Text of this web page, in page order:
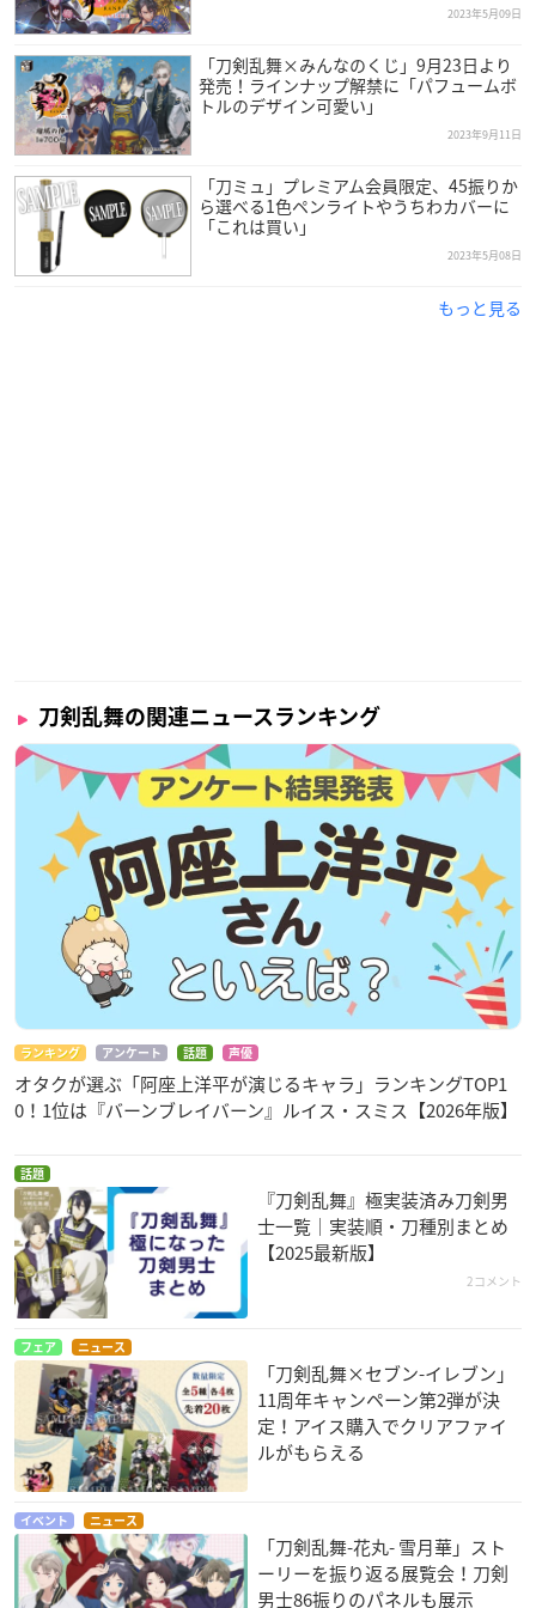
紙幣も折らずに収納でき、棒金や印鑑など少し幅のあるも
中央には小銭や鍵などの小物も入れられるファスナーポケ
ットも付いて安心です。
スマートフォンなどをサッと入れるのに便利な外ポケット
の内側にはペン差しが付いていたり、
更に反対側のクリアポケットはチケット提示などにも役立
ちます。
取り外し可能なショルダー紐は、利き手に合わせて付ける
向きも変えられて、
余った金具にはキーホルダーなども取付可能です。
15歳以上
【サイズ】
がま口ポーチ：約W210×H180×D30mm
(ショルダー紐の長さ：約670mm-1280mm)
【重量】
約240g
【ご注文受付数】
1注文につき各種5個まで
【生産エリア】
中国
※準備数に達した場合、予定期間内であっても早期に販売
※お届け時期を変更し、ご注文を承る場合がございます。
※本ページに掲載された商品写真・仕様は、開発中のもの
です。商品仕様等は予告なく変更になる場合があります。
※写真の色味は本品と多少異なる場合がございます。
※縫製品の為、多少の個体差があります。予めご了承くだ
さい。
プレバンで購入
『刀剣乱舞ONLINE』より、
「カウモ」の財布ショルダーマチタイプが登場！
イベントなどで、スムーズに買い物や小物の出し入れができ
2023年5月09日
「刀剣乱舞×みんなのくじ」9月23日より
発売！ラインナップ解禁に「パフュームボ
トルのデザイン可愛い」
2023年9月11日
「刀ミュ」プレミアム会員限定、45振りか
ら選べる1色ペンライトやうちわカバーに
「これは買い」
2023年5月08日
もっと見る
刀剣乱舞の関連ニュースランキング
ランキング アンケート 話題 声優
オタクが選ぶ「阿座上洋平が演じるキャラ」ランキングTOP1
0！1位は『バーンブレイバーン』ルイス・スミス【2026年版】
話題
『刀剣乱舞』極実装済み刀剣男
士一覧｜実装順・刀種別まとめ
【2025最新版】
2コメント
フェア ニュース
「刀剣乱舞×セブン-イレブン」
11周年キャンペーン第2弾が決
定！アイス購入でクリアファイ
ルがもらえる
イベント ニュース
「刀剣乱舞-花丸- 雪月華」スト
ーリーを振り返る展覧会！刀剣
男士86振りのパネルも展示